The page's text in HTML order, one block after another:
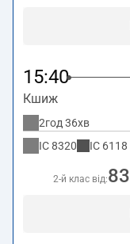
15:40
Кшиж
2год 36хв
IC8320 IC 6118
2-й клас від:83